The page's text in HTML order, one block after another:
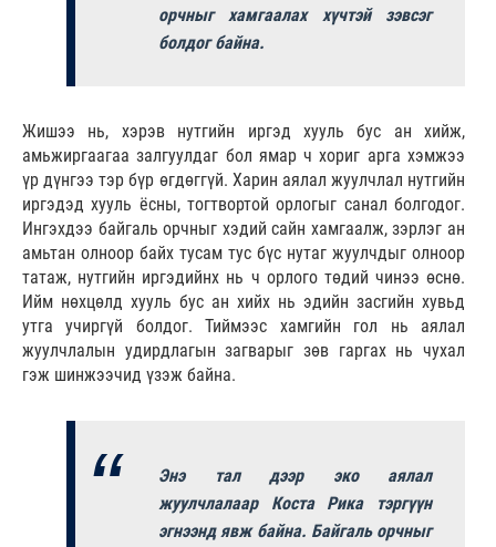
орчныг хамгаалах хүчтэй зэвсэг
болдог байна.
Жишээ нь, хэрэв нутгийн иргэд хууль бус ан хийж,
амьжиргаагаа залгуулдаг бол ямар ч хориг арга хэмжээ
үр дүнгээ тэр бүр өгдөггүй. Харин аялал жуулчлал нутгийн
иргэдэд хууль ёсны, тогтвортой орлогыг санал болгодог.
Ингэхдээ байгаль орчныг хэдий сайн хамгаалж, зэрлэг ан
амьтан олноор байх тусам тус бүс нутаг жуулчдыг олноор
татаж, нутгийн иргэдийнх нь ч орлого төдий чинээ өснө.
Ийм нөхцөлд хууль бус ан хийх нь эдийн засгийн хувьд
утга учиргүй болдог. Тиймээс хамгийн гол нь аялал
жуулчлалын удирдлагын загварыг зөв гаргах нь чухал
гэж шинжээчид үзэж байна.
Энэ тал дээр эко аялал
жуулчлалаар Коста Рика тэргүүн
эгнээнд явж байна. Байгаль орчныг